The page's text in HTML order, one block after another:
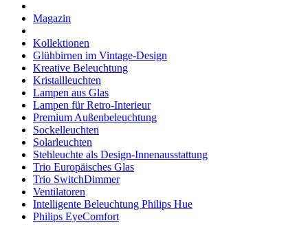
Magazin
Kollektionen
Glühbirnen im Vintage-Design
Kreative Beleuchtung
Kristallleuchten
Lampen aus Glas
Lampen für Retro-Interieur
Premium Außenbeleuchtung
Sockelleuchten
Solarleuchten
Stehleuchte als Design-Innenausstattung
Trio Europäisches Glas
Trio SwitchDimmer
Ventilatoren
Intelligente Beleuchtung Philips Hue
Philips EyeComfort